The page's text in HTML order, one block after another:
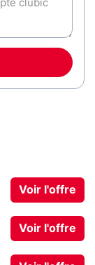
Voir l'offre
Voir l'offre